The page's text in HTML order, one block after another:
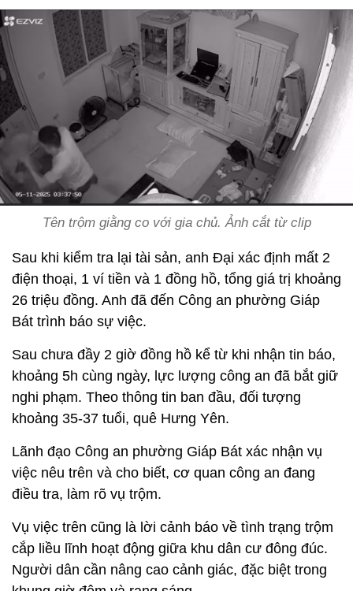
Tên trộm giằng co với gia chủ. Ảnh cắt từ clip
Sau khi kiểm tra lại tài sản, anh Đại xác định mất 2
điện thoại, 1 ví tiền và 1 đồng hồ, tổng giá trị khoảng
26 triệu đồng. Anh đã đến Công an phường Giáp
Bát trình báo sự việc.
Sau chưa đầy 2 giờ đồng hồ kể từ khi nhận tin báo,
khoảng 5h cùng ngày, lực lượng công an đã bắt giữ
nghi phạm. Theo thông tin ban đầu, đối tượng
khoảng 35-37 tuổi, quê Hưng Yên.
Lãnh đạo Công an phường Giáp Bát xác nhận vụ
việc nêu trên và cho biết, cơ quan công an đang
điều tra, làm rõ vụ trộm.
Vụ việc trên cũng là lời cảnh báo về tình trạng trộm
cắp liều lĩnh hoạt động giữa khu dân cư đông đúc.
Người dân cần nâng cao cảnh giác, đặc biệt trong